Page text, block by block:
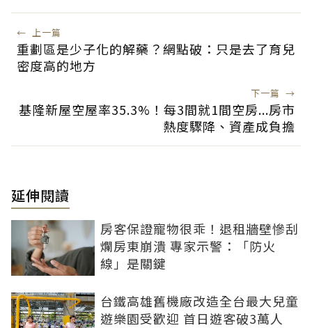
← 上一篇
重劃區是少子化的解藥？網點破：只是去了育兒
密度高的地方
下一篇 →
基隆新屋空屋率35.3%！每3間就1間空房...房市
熱度驟降、資產成負擔
延伸閱讀
房客保證寵物很乖！退租牆壁慘刮
爛房東崩潰 專家示警：「防火
線」是關鍵
台鐵高雄舊機廠改造全台最大兒童
遊樂園受歡迎 首日遊客破3萬人